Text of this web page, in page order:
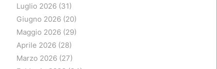
Luglio 2026(31)
Giugno 2026(20)
Maggio 2026(29)
Aprile 2026(28)
Marzo 2026(27)